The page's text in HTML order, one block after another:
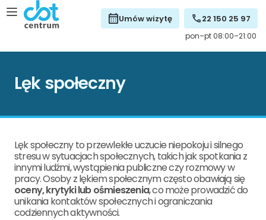
Umów wizytę 22 150 25 97
pon–pt 08:00–21:00
Lęk społeczny
Lęk społeczny to przewlekłe uczucie niepokoju i silnego
stresu w sytuacjach społecznych, takich jak spotkania z
innymi ludźmi, wystąpienia publiczne czy rozmowy w
pracy. Osoby z lękiem społecznym często obawiają się
oceny, krytyki lub ośmieszenia, co może prowadzić do
unikania kontaktów społecznych i ograniczania
codziennych aktywności.